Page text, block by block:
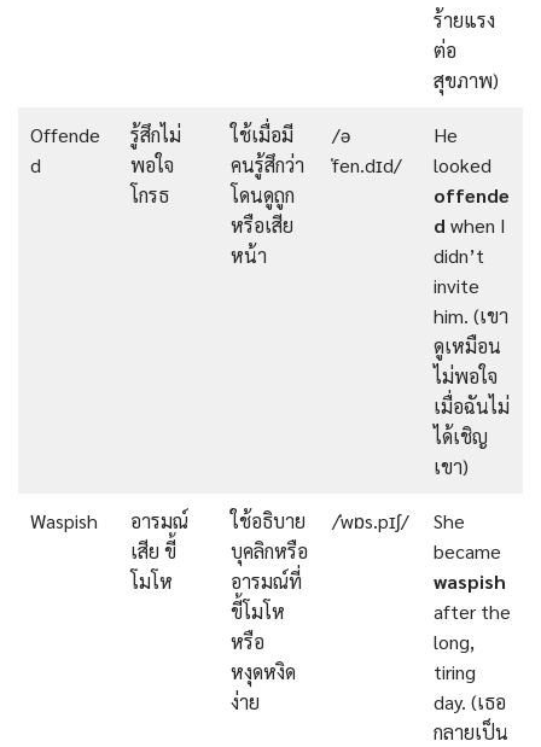
ร้ายแรง
ต่อ
สุขภาพ)
Offende
d
รู้สึกไม่
พอใจ
โกรธ
ใช้เมื่อมี
คนรู้สึกว่า
โดนดูถูก
หรือเสีย
หน้า
/ə
ˈfen.dɪd/
He
looked
offende
d when I
didn’t
invite
him. (เขา
ดูเหมือน
ไม่พอใจ
เมื่อฉันไม่
ได้เชิญ
เขา)
Waspish
อารมณ์
เสีย ขี้
โมโห
ใช้อธิบาย
บุคลิกหรือ
อารมณ์ที่
ขี้โมโห
หรือ
หงุดหงิด
ง่าย
/ˈwɒs.pɪʃ/
She
became
waspish
after the
long,
tiring
day. (เธอ
กลายเป็น